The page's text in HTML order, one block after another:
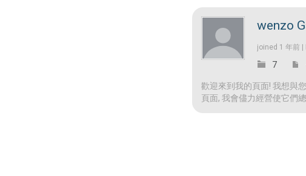
wenzo
joined 1 年前 |
7
歡迎來到我的頁面! 我想與
頁面, 我會儘力經營使它們